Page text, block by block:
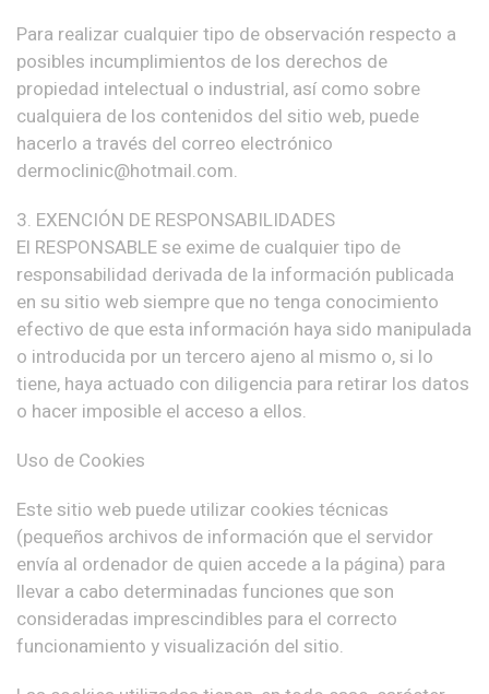
Para realizar cualquier tipo de observación respecto a
posibles incumplimientos de los derechos de
propiedad intelectual o industrial, así como sobre
cualquiera de los contenidos del sitio web, puede
hacerlo a través del correo electrónico
dermoclinic@hotmail.com.
3. EXENCIÓN DE RESPONSABILIDADES
El RESPONSABLE se exime de cualquier tipo de
responsabilidad derivada de la información publicada
en su sitio web siempre que no tenga conocimiento
efectivo de que esta información haya sido manipulada
o introducida por un tercero ajeno al mismo o, si lo
tiene, haya actuado con diligencia para retirar los datos
o hacer imposible el acceso a ellos.
Uso de Cookies
Este sitio web puede utilizar cookies técnicas
(pequeños archivos de información que el servidor
envía al ordenador de quien accede a la página) para
llevar a cabo determinadas funciones que son
consideradas imprescindibles para el correcto
funcionamiento y visualización del sitio.